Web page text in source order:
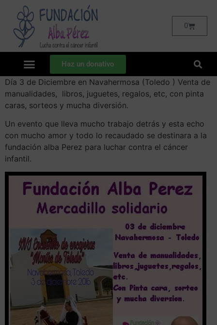
0
Haz un donativo
Día 3 de Diciembre en Navahermosa (Toledo ) Venta de
manualidades, libros, juguetes, regalos, etc, con pinta
caras, sorteos y mucha diversión.
Un evento que lleva mucho trabajo detrás y esta echo
con mucho amor y todo lo recaudado se destinara a la
fundación alba Perez para luchar contra el cáncer
infantil.